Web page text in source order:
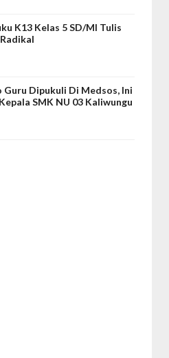
K13 Kelas 5 SD/MI Tulis
Dipukuli Di Medsos, Ini
SMK NU 03 Kaliwungu